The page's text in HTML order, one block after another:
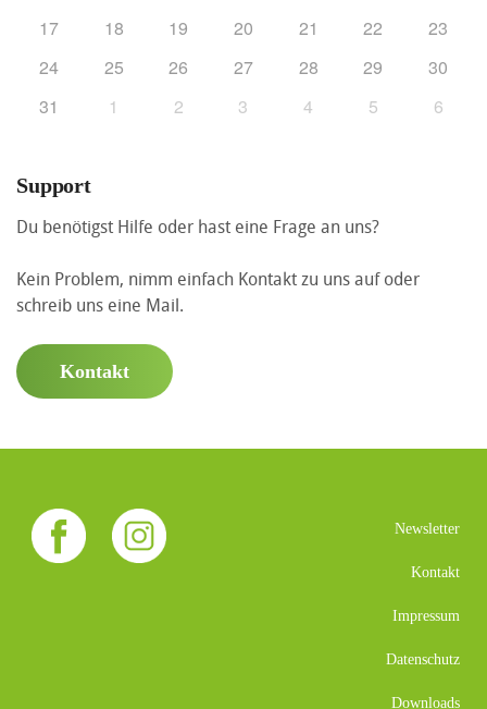
17
18 19 20 21 22
23
24
25 26 27 28 29
30
31
1 2 3 4 5 6
Support
Du benötigst Hilfe oder hast eine Frage an uns?
Kein Problem, nimm einfach Kontakt zu uns auf oder
schreib uns eine Mail.
Kontakt
Newsletter
Kontakt
Impressum
Datenschutz
Downloads